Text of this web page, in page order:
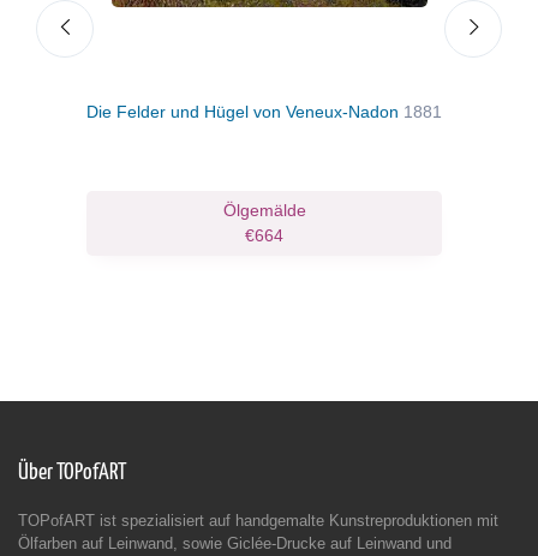
Die Felder und Hügel von Veneux-Nadon 1881
Ölgemälde
€664
Über TOPofART
TOPofART ist spezialisiert auf handgemalte Kunstreproduktionen mit
Ölfarben auf Leinwand, sowie Giclée-Drucke auf Leinwand und